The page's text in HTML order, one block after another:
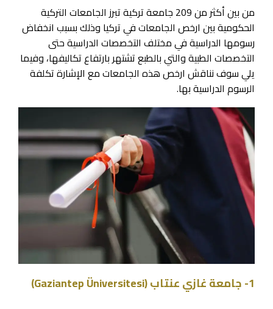
من بين أكثر من 209 جامعة تركية تبرز الجامعات التركية
الحكومية بين ارخص الجامعات في تركيا وذلك بسبب انخفاض
رسومها الدراسية في مختلف التخصصات الدراسية حتى
التخصصات الطبية والتي بالطبع تشتهر بارتفاع تكاليفها، وفيما
يلي سوف نناقش ارخص هذه الجامعات مع الإشارة تكلفة
الرسوم الدراسية بها.
1- جامعة غازي عنتاب (Gaziantep Üniversitesi)